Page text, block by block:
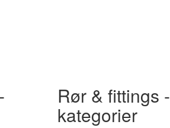
Rør & fittings -
kategorier